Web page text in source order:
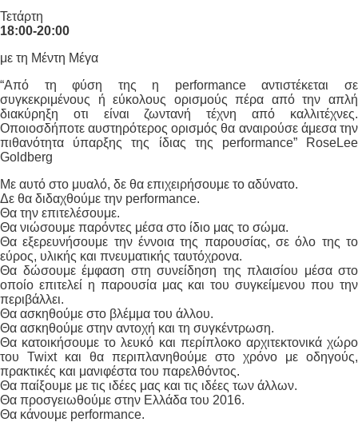
Τετάρτη
18:00-20:00
με τη Μέντη Μέγα
“Από τη φύση της η performance αντιστέκεται σε
συγκεκριμένους ή εύκολους ορισμούς πέρα από την απλή
διακύρηξη οτι είναι ζωντανή τέχνη από καλλιτέχνες.
Οποιοσδήποτε αυστηρότερος ορισμός θα αναιρούσε άμεσα την
πιθανότητα ύπαρξης της ίδιας της performance” RoseLee
Goldberg
Με αυτό στο μυαλό, δε θα επιχειρήσουμε το αδύνατο.
Δε θα διδαχθούμε την performance.
Θα την επιτελέσουμε.
Θα νιώσουμε παρόντες μέσα στο ίδιο μας το σώμα.
Θα εξερευνήσουμε την έννοια της παρουσίας, σε όλο της το
εύρος, υλικής και πνευματικής ταυτόχρονα.
Θα δώσουμε έμφαση στη συνείδηση της πλαισίου μέσα στο
οποίο επιτελεί η παρουσία μας και του συγκείμενου που την
περιβάλλει.
Θα ασκηθούμε στο βλέμμα του άλλου.
Θα ασκηθούμε στην αντοχή και τη συγκέντρωση.
Θα κατοικήσουμε το λευκό και περίπλοκο αρχιτεκτονικά χώρο
του Twixt και θα περιπλανηθούμε στο χρόνο με οδηγούς,
πρακτικές και μανιφέστα του παρελθόντος.
Θα παίξουμε με τις ιδέες μας και τις ιδέες των άλλων.
Θα προσγειωθούμε στην Ελλάδα του 2016.
Θα κάνουμε performance.